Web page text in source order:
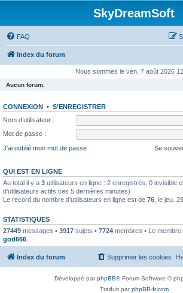
SkyDreamSoft
FAQ
Index du forum
Nous sommes le ven. 7 août 2026
Aucun forum.
CONNEXION • S’ENREGISTRER
Nom d’utilisateur :
Mot de passe :
J’ai oublié mon mot de passe
Se
QUI EST EN LIGNE
Au total il y a 3 utilisateurs en ligne : 2 enregistrés, 0 invisible
d’utilisateurs actifs ces 5 dernières minutes)
Le record du nombre d’utilisateurs en ligne est de 76 , le jeu.
STATISTIQUES
27449 messages • 3917 sujets • 7724 membres • Le
god666
Index du forum Supprimer les cookies
Développé parphpBB® Forum Software ©
Traduit parphpBB-fr.com